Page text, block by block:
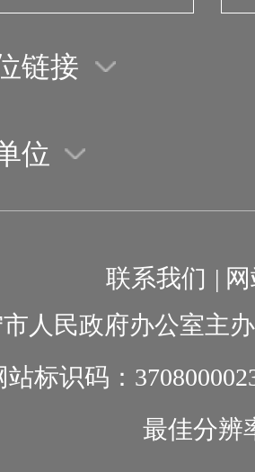
链接
位
联系我们 |
人民政府办公室主
标识码：
最佳分辨